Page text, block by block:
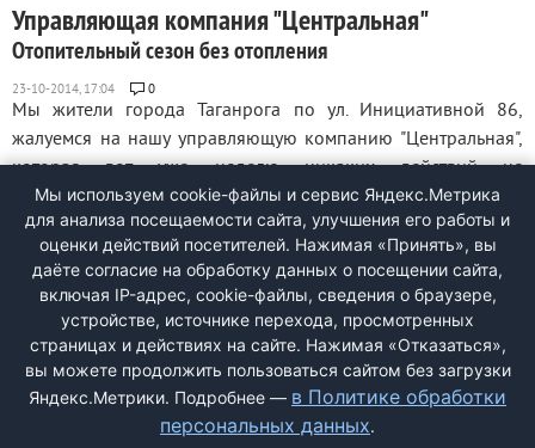
Управляющая компания "Центральная"
Отопительный сезон без отопления
0
Мы жители города Таганрога по ул. Инициативной 86,
жалуемся на нашу управляющую компанию "Центральная",
которая вот уже неделю никаких действий не
предпринимает по включению отопления в наши квартиры.
а еще вот уже 2 месяца у нас в подъездах нет окон, которые
сняли якобы для вставки ...
ДОБАВИТЬ ЖАЛОБУ
КОНТАКТЫ
Мы используем cookie-файлы и сервис Яндекс.Метрика
для анализа посещаемости сайта, улучшения его работы и
оценки действий посетителей. Нажимая «Принять», вы
даёте согласие на обработку данных о посещении сайта,
включая IP-адрес, cookie-файлы, сведения о браузере,
устройстве, источнике перехода, просмотренных
страницах и действиях на сайте. Нажимая «Отказаться»,
вы можете продолжить пользоваться сайтом без загрузки
Яндекс.Метрики. Подробнее — в Политике обработки
персональных данных.